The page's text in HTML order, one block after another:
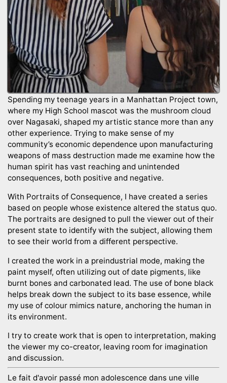
Spending my teenage years in a Manhattan Project town,
where my High School mascot was the mushroom cloud
over Nagasaki, shaped my artistic stance more than any
other experience. Trying to make sense of my
community’s economic dependence upon manufacturing
weapons of mass destruction made me examine how the
human spirit has vast reaching and unintended
consequences, both positive and negative.
With Portraits of Consequence, I have created a series
based on people whose existence altered the status quo.
The portraits are designed to pull the viewer out of their
present state to identify with the subject, allowing them
to see their world from a different perspective.
I created the work in a preindustrial mode, making the
paint myself, often utilizing out of date pigments, like
burnt bones and carbonated lead. The use of bone black
helps break down the subject to its base essence, while
my use of colour mimics nature, anchoring the human in
its environment.
I try to create work that is open to interpretation, making
the viewer my co-creator, leaving room for imagination
and discussion.
Le fait d'avoir passé mon adolescence dans une ville